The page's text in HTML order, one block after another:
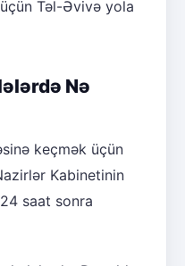
Təl-Əvivə yola
Nə
keçmək üçün
Kabinetinin
saat sonra